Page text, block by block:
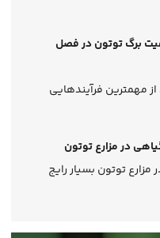
برگ توتون در فصل
مهمترین فرآیندهایی
در مزارع توتون
توتون بسیار رایج